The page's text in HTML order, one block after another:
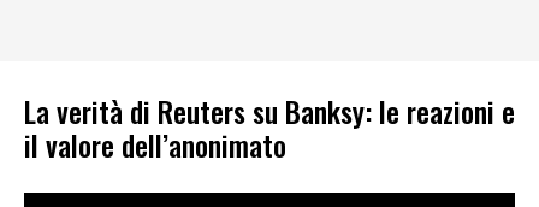
La verità di Reuters su Banksy: le reazioni e
il valore dell’anonimato